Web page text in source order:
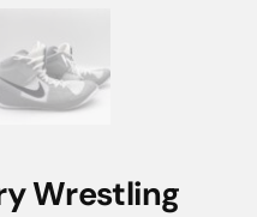
Wrestling